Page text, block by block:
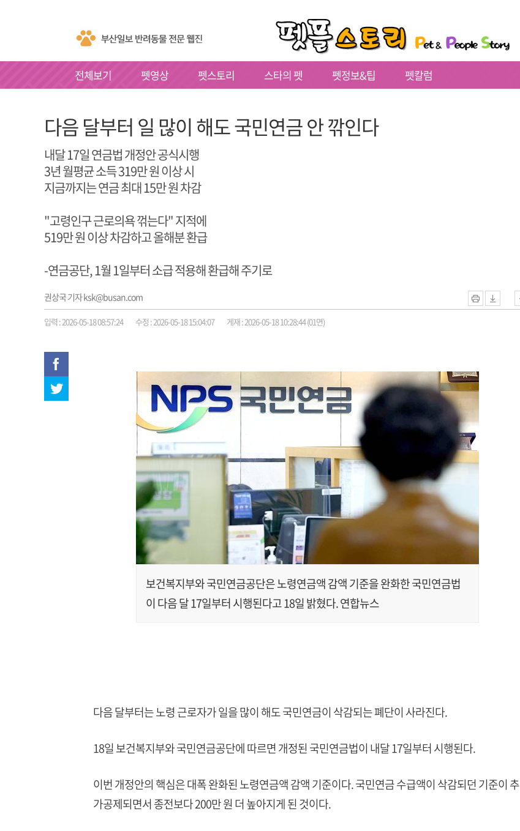
전체보기 펫영상 펫스토리 스타의 펫 펫정보&팁 펫칼럼
다음 달부터 일 많이 해도 국민연금 안 깎인다
내달 17일 연금법 개정안 공식시행
3년 월평균 소득 319만 원 이상 시
지금까지는 연금 최대 15만 원 차감
"고령인구 근로의욕 꺾는다" 지적에
519만 원 이상 차감하고 올해분 환급
-연금공단, 1월 1일부터 소급 적용해 환급해 주기로
권상국 기자 ksk@busan.com
입력 : 2026-05-18 08:57:24 수정 : 2026-05-18 15:04:07 게재 : 2026-05-18 10:28:44 (01면)
보건복지부와 국민연금공단은 노령연금액 감액 기준을 완화한 국민연금법
이 다음 달 17일부터 시행된다고 18일 밝혔다. 연합뉴스
다음 달부터는 노령 근로자가 일을 많이 해도 국민연금이 삭감되는 폐단이 사라진다.
18일 보건복지부와 국민연금공단에 따르면 개정된 국민연금법이 내달 17일부터 시행된다.
이번 개정안의 핵심은 대폭 완화된 노령연금액 감액 기준이다. 국민연금 수급액이 삭감되던 기준이 추
가공제되면서 종전보다 200만 원 더 높아지게 된 것이다.